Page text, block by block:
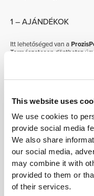
This website uses
We use cookies to
provide social media
We also share
our social media,
may combine it with
provided to them or
of their services.
1 – AJÁNDÉKOK
Itt lehetőséged van a
Természetesen dönthetsz
Ebben a lépésben
kiszállítását, valamint
szállítási módot. Az egyes
várható kézbesítési
kattintva a harmadik
3 – FIZETÉS